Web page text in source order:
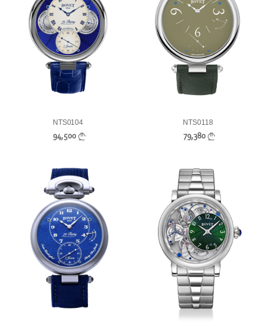
NTS0104
94,500
NTS0118
79,380